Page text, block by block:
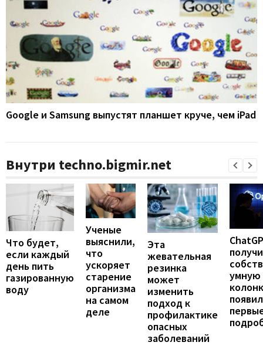
Google и Samsung выпустят планшет круче, чем iPad
Внутри techno.bigmir.net
Что будет,
если каждый
день пить
газированную
воду
Ученые
выяснили,
что
ускоряет
старение
организма
на самом
деле
Эта
жевательная
резинка
может
изменить
подход к
профилактике
опасных
заболеваний
умную